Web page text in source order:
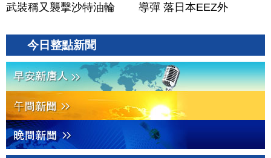
武裝稱又襲擊沙特油輪
導彈 落日本EEZ外
今日整點新聞